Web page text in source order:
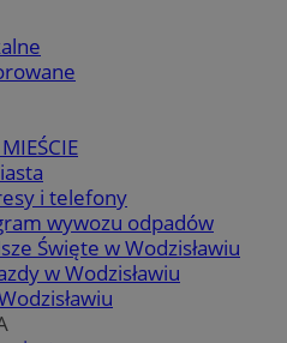
i telefony
wywozu odpadów
Święte w Wodzisławiu
w Wodzisławiu